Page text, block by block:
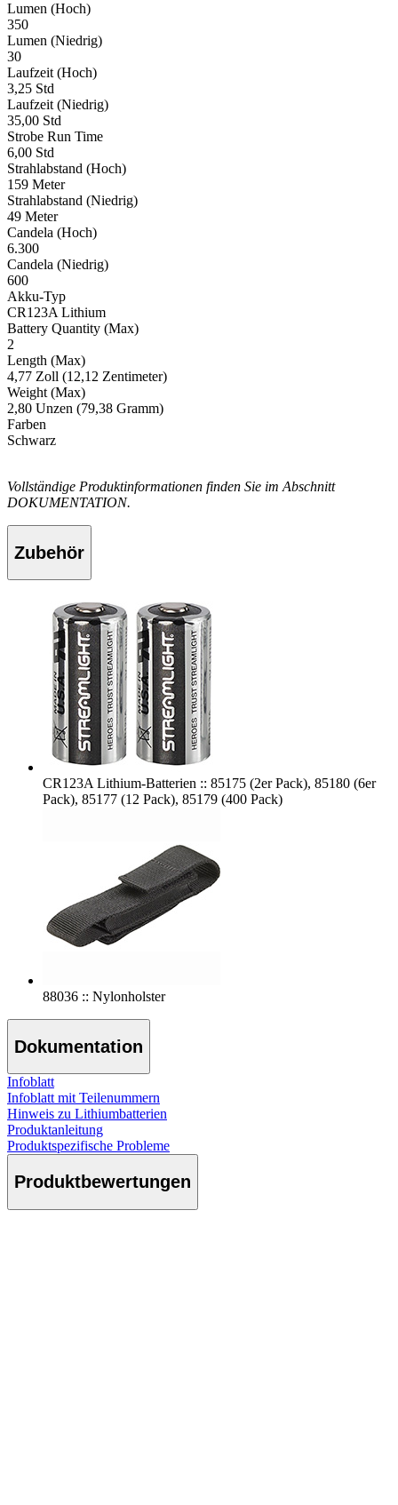
Lumen (Hoch)
350
Lumen (Niedrig)
30
Laufzeit (Hoch)
3,25 Std
Laufzeit (Niedrig)
35,00 Std
Strobe Run Time
6,00 Std
Strahlabstand (Hoch)
159 Meter
Strahlabstand (Niedrig)
49 Meter
Candela (Hoch)
6.300
Candela (Niedrig)
600
Akku-Typ
CR123A Lithium
Battery Quantity (Max)
2
Length (Max)
4,77 Zoll (12,12 Zentimeter)
Weight (Max)
2,80 Unzen (79,38 Gramm)
Farben
Schwarz
Vollständige Produktinformationen finden Sie im Abschnitt
DOKUMENTATION.
Zubehör
CR123A Lithium-Batterien :: 85175 (2er Pack), 85180 (6er
Pack), 85177 (12 Pack), 85179 (400 Pack)
88036 :: Nylonholster
Dokumentation
Infoblatt
Infoblatt mit Teilenummern
Hinweis zu Lithiumbatterien
Produktanleitung
Produktspezifische Probleme
Produktbewertungen